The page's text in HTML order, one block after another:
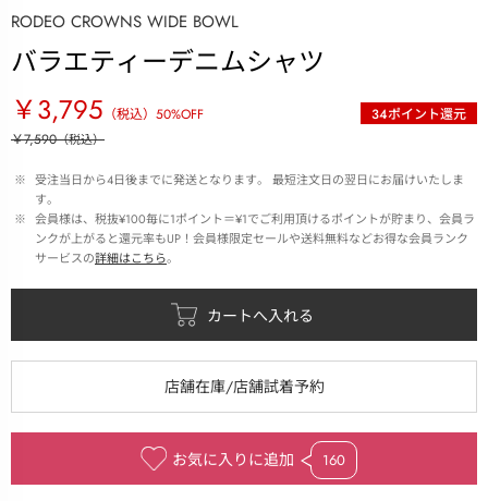
RODEO CROWNS WIDE BOWL
バラエティーデニムシャツ
￥3,795 （税込） 50%OFF 34ポイント還元
￥7,590（税込）
※ 受注当日から4日後までに発送となります。 最短注文日の翌日にお届けいたしま
す。
※ 会員様は、税抜¥100毎に1ポイント＝¥1でご利用頂けるポイントが貯まり、会員ラ
ンクが上がると還元率もUP！会員様限定セールや送料無料などお得な会員ランク
サービスの詳細はこちら。
お気に入りに追加 160